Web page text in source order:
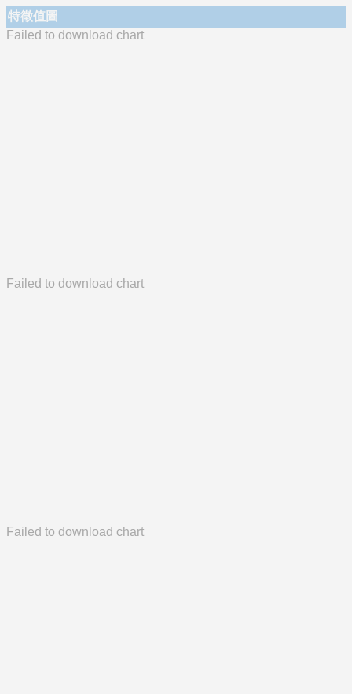
特徵值圖
Failed to download chart
Failed to download chart
Failed to download chart